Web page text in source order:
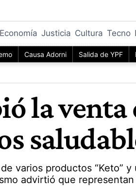
Economía Justicia Cultura Tecno
Causa Adorni Salida de YPF
la venta
varios productos “Keto”
advirtió que